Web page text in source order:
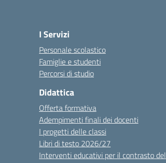
I Servizi
Personale scolastico
Famiglie e studenti
Percorsi di studio
Didattica
Offerta formativa
Adempimenti finali dei docenti
I progetti delle classi
Libri di testo 2026/27
Interventi educativi per il contrasto del